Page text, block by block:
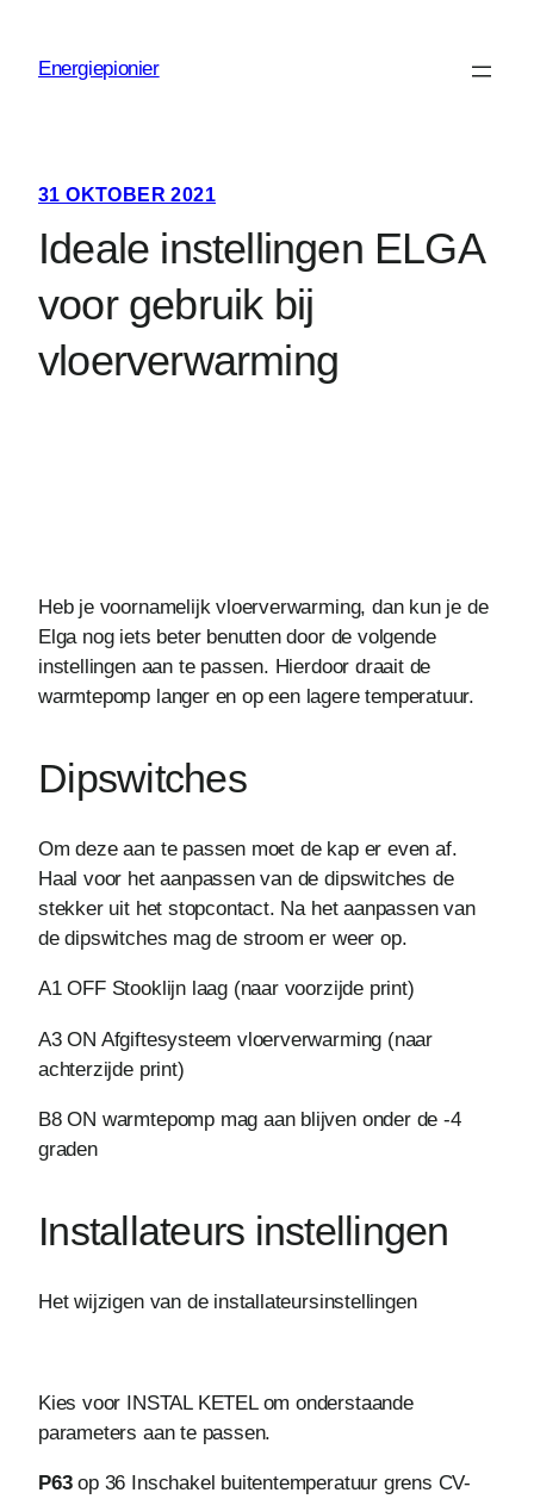
Energiepionier
31 OKTOBER 2021
Ideale instellingen ELGA
voor gebruik bij
vloerverwarming
Heb je voornamelijk vloerverwarming, dan kun je de
Elga nog iets beter benutten door de volgende
instellingen aan te passen. Hierdoor draait de
warmtepomp langer en op een lagere temperatuur.
Dipswitches
Om deze aan te passen moet de kap er even af.
Haal voor het aanpassen van de dipswitches de
stekker uit het stopcontact. Na het aanpassen van
de dipswitches mag de stroom er weer op.
A1 OFF Stooklijn laag (naar voorzijde print)
A3 ON Afgiftesysteem vloerverwarming (naar
achterzijde print)
B8 ON warmtepomp mag aan blijven onder de -4
graden
Installateurs instellingen
Het wijzigen van de installateursinstellingen
Kies voor INSTAL KETEL om onderstaande
parameters aan te passen.
P63op 36 Inschakel buitentemperatuur grens CV-